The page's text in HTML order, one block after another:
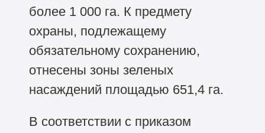
более 1 000 га. К предмету
охраны, подлежащему
обязательному сохранению,
отнесены зоны зеленых
насаждений площадью 651,4 га.
В соответствии с приказом